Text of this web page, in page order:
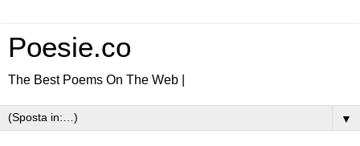
Poesie.co
The Best Poems On The Web |
▼